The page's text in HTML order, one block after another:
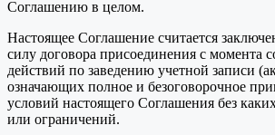
Соглашению в целом.
Настоящее Соглашение считается
силу договора присоединения с момента
действий по заведению учетной записи
означающих полное и безоговорочное
условий настоящего Соглашения без
или ограничений.